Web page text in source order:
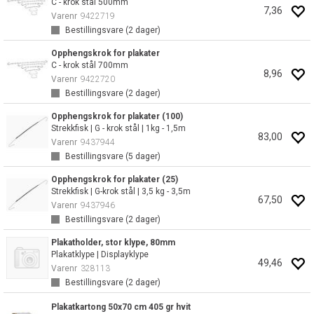
C - krok stål 500mm
Varenr 9422719
Bestillingsvare (2 dager)
7,36
Opphengskrok for plakater
C - krok stål 700mm
Varenr 9422720
Bestillingsvare (2 dager)
8,96
Opphengskrok for plakater (100)
Strekkfisk | G - krok stål | 1kg - 1,5m
Varenr 9437944
Bestillingsvare (5 dager)
83,00
Opphengskrok for plakater (25)
Strekkfisk | G-krok stål | 3,5 kg - 3,5m
Varenr 9437946
Bestillingsvare (2 dager)
67,50
Plakatholder, stor klype, 80mm
Plakatklype | Displayklype
Varenr 328113
Bestillingsvare (2 dager)
49,46
Plakatkartong 50x70 cm 405 gr hvit